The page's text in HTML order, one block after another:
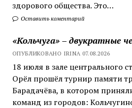
здорового общества. Это…
Оставить коментарий
«Кольчуга» – двукратные
ОПУБЛИКОВАНО IRINA 07.08.2026
18 июля в зале центрального
Орёл прошёл турнир памяти
Барадачёва, в котором
команд из городов: